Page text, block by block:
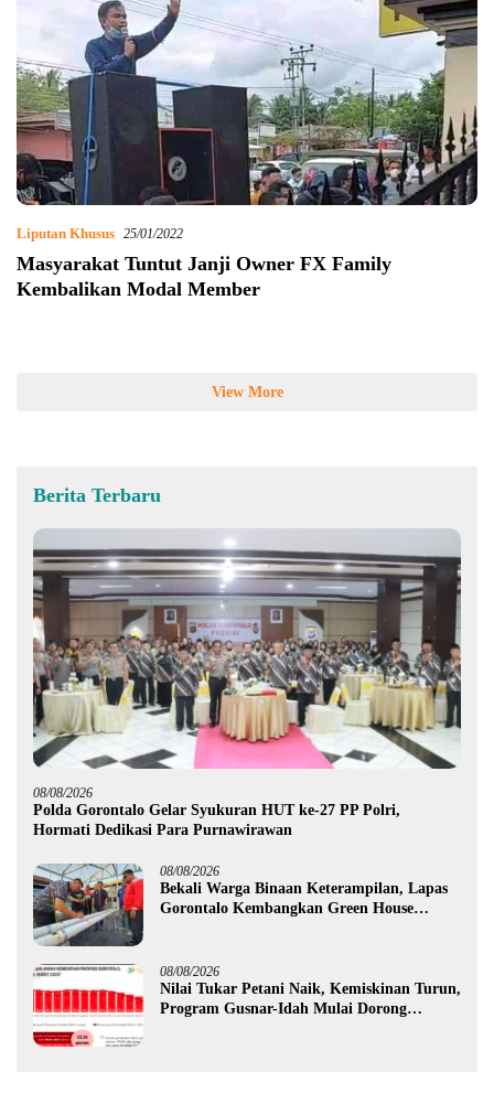
Liputan Khusus 25/01/2022
Masyarakat Tuntut Janji Owner FX Family
Kembalikan Modal Member
View More
Berita Terbaru
08/08/2026
Polda Gorontalo Gelar Syukuran HUT ke-27 PP Polri,
Hormati Dedikasi Para Purnawirawan
08/08/2026
Bekali Warga Binaan Keterampilan, Lapas
Gorontalo Kembangkan Green House
08/08/2026
Nilai Tukar Petani Naik, Kemiskinan Turun,
Program Gusnar-Idah Mulai Dorong